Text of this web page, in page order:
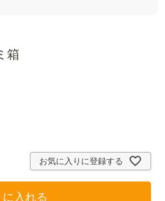
箱
お気に入りに登録する
に入れる